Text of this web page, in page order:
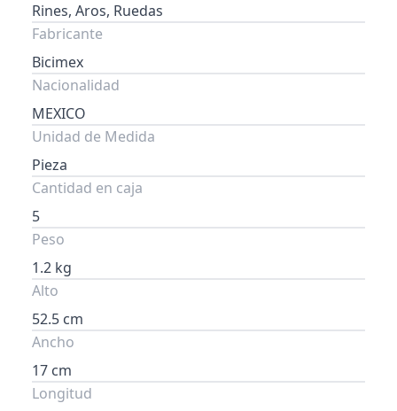
Rines, Aros, Ruedas
Fabricante
Bicimex
Nacionalidad
MEXICO
Unidad de Medida
Pieza
Cantidad en caja
5
Peso
1.2 kg
Alto
52.5 cm
Ancho
17 cm
Longitud